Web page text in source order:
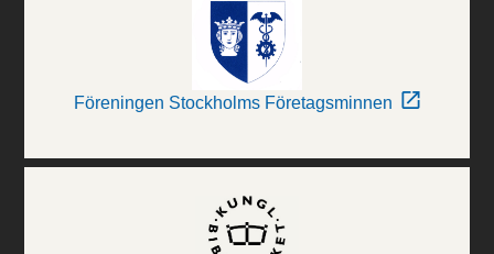
Föreningen Stockholms Företagsminnen